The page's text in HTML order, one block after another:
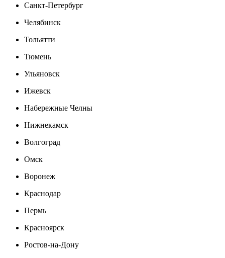
Санкт-Петербург
Челябинск
Тольятти
Тюмень
Ульяновск
Ижевск
Набережные Челны
Нижнекамск
Волгоград
Омск
Воронеж
Краснодар
Пермь
Красноярск
Ростов-на-Дону